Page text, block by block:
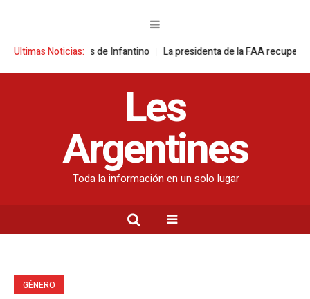
Ultimas Noticias:
disculpas de Infantino La presidenta de la FAA recupera 15
Les
Argentines
Toda la información en un solo lugar
GÉNERO